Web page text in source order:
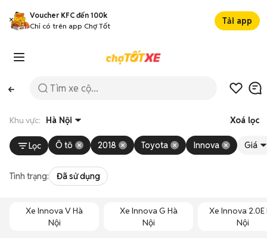
Voucher KFC đến 100k
Chỉ có trên app Chợ Tốt
Tải app
Khu vực: Hà Nội Xoá lọc
Lọc Ô tô 2018 Toyota Innova Giá
Tình trạng: Đã sử dụng
Xe Innova V Hà
Nội
Xe Innova G Hà
Nội
Xe Innova 2.0E
Nội